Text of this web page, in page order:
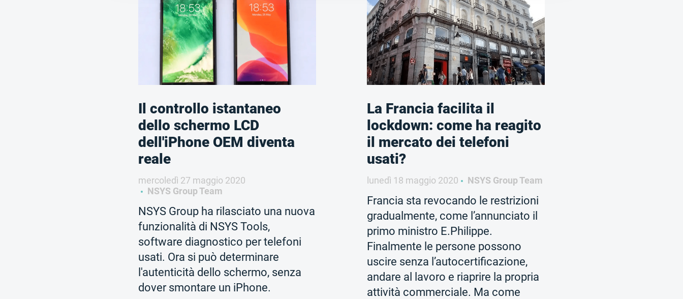
Il controllo istantaneo
dello schermo LCD
dell'iPhone OEM diventa
reale
mercoledì 27 maggio 2020
NSYS Group Team
NSYS Group ha rilasciato una nuova
funzionalità di NSYS Tools,
software diagnostico per telefoni
usati. Ora si può determinare
l'autenticità dello schermo, senza
dover smontare un iPhone.
La Francia facilita il
lockdown: come ha reagito
il mercato dei telefoni
usati?
lunedì 18 maggio 2020 NSYS Group Team
Francia sta revocando le restrizioni
gradualmente, come l’annunciato il
primo ministro E.Philippe.
Finalmente le persone possono
uscire senza l’autocertificazione,
andare al lavoro e riaprire la propria
attività commerciale. Ma come